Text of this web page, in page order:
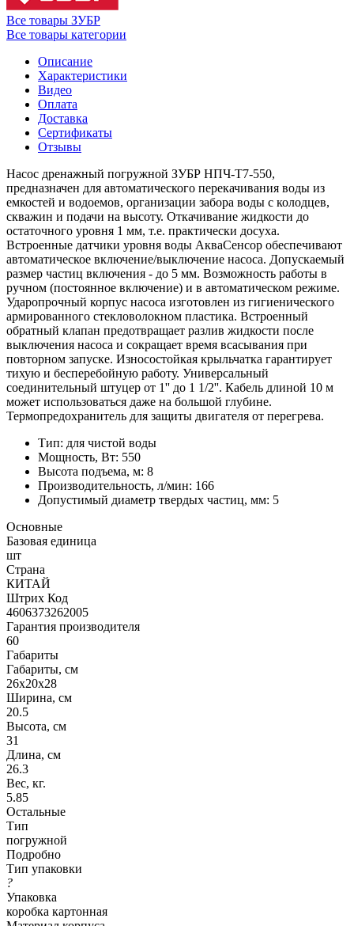
Все товары ЗУБР
Все товары категории
Описание
Характеристики
Видео
Оплата
Доставка
Сертификаты
Отзывы
Насос дренажный погружной ЗУБР НПЧ-Т7-550,
предназначен для автоматического перекачивания воды из
емкостей и водоемов, организации забора воды с колодцев,
скважин и подачи на высоту. Откачивание жидкости до
остаточного уровня 1 мм, т.е. практически досуха.
Встроенные датчики уровня воды АкваСенсор обеспечивают
автоматическое включение/выключение насоса. Допускаемый
размер частиц включения - до 5 мм. Возможность работы в
ручном (постоянное включение) и в автоматическом режиме.
Ударопрочный корпус насоса изготовлен из гигиенического
армированного стекловолокном пластика. Встроенный
обратный клапан предотвращает разлив жидкости после
выключения насоса и сокращает время всасывания при
повторном запуске. Износостойкая крыльчатка гарантирует
тихую и бесперебойную работу. Универсальный
соединительный штуцер от 1'' до 1 1/2''. Кабель длиной 10 м
может использоваться даже на большой глубине.
Термопредохранитель для защиты двигателя от перегрева.
Тип: для чистой воды
Мощность, Вт: 550
Высота подъема, м: 8
Производительность, л/мин: 166
Допустимый диаметр твердых частиц, мм: 5
Основные
Базовая единица
шт
Страна
КИТАЙ
Штрих Код
4606373262005
Гарантия производителя
60
Габариты
Габариты, см
26x20x28
Ширина, см
20.5
Высота, см
31
Длина, см
26.3
Вес, кг.
5.85
Остальные
Тип
погружной
Подробно
Тип упаковки
?
Упаковка
коробка картонная